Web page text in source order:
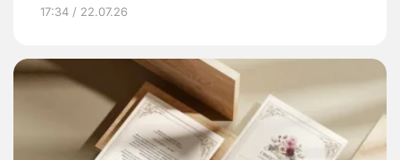
17:34 / 22.07.26